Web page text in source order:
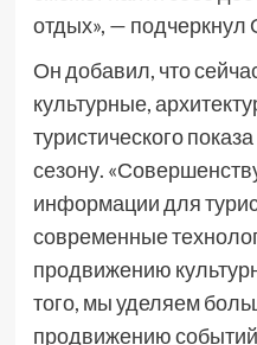
отдых», — подчеркнул
Он добавил, что
культурные,
туристического
сезону.
информации для
современные
продвижению
того, мы уделяем
продвижению